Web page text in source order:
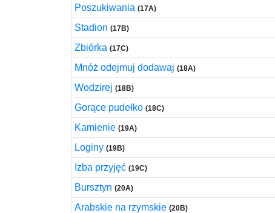
Poszukiwania (17A)
Stadion (17B)
Zbiórka (17C)
Mnóż odejmuj dodawaj (18A)
Wodzirej (18B)
Gorące pudełko (18C)
Kamienie (19A)
Loginy (19B)
Izba przyjęć (19C)
Bursztyn (20A)
Arabskie na rzymskie (20B)